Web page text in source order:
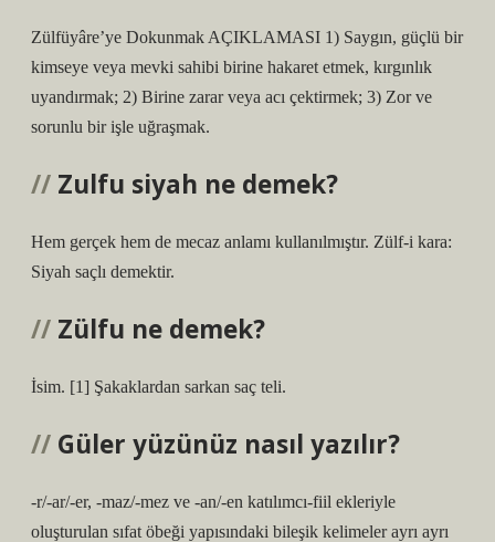
Zülfüyâre’ye Dokunmak AÇIKLAMASI 1) Saygın, güçlü bir
kimseye veya mevki sahibi birine hakaret etmek, kırgınlık
uyandırmak; 2) Birine zarar veya acı çektirmek; 3) Zor ve
sorunlu bir işle uğraşmak.
Zulfu siyah ne demek?
Hem gerçek hem de mecaz anlamı kullanılmıştır. Zülf-i kara:
Siyah saçlı demektir.
Zülfu ne demek?
İsim. [1] Şakaklardan sarkan saç teli.
Güler yüzünüz nasıl yazılır?
-r/-ar/-er, -maz/-mez ve -an/-en katılımcı-fiil ekleriyle
oluşturulan sıfat öbeği yapısındaki bileşik kelimeler ayrı ayrı